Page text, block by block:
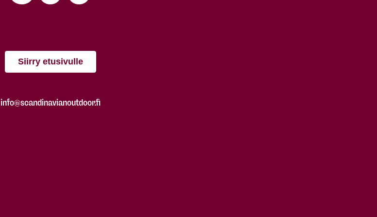
Siirry etusivulle
info@scandinavianoutdoor.fi